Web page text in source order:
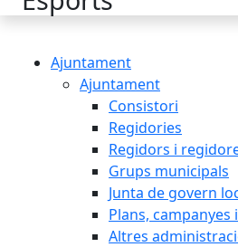
Ajuntament
Ajuntament
Consistori
Regidories
Regidors i
Grups municipals
Junta de govern
Plans,
Altres